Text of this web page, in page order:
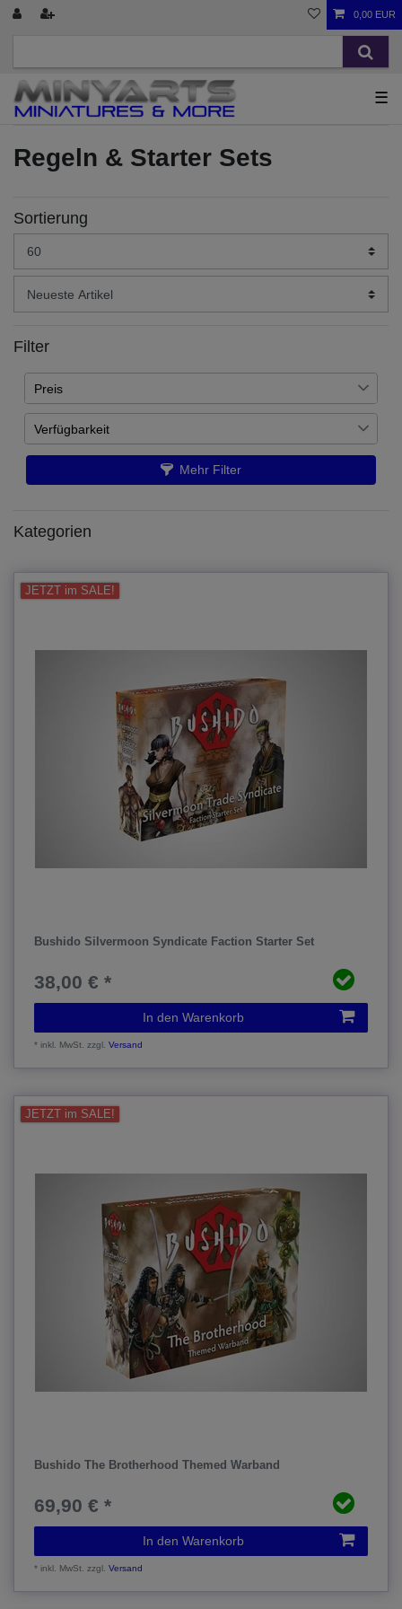
0,00 EUR
☰
Regeln & Starter Sets
Sortierung
Filter
Preis
€ ― €
Übernehmen
Verfügbarkeit
Auf Lager 3
Mehr Filter
Kategorien
JETZT im SALE!
Bushido Silvermoon Syndicate Faction Starter Set
38,00 € *
In den Warenkorb
*inkl. MwSt. zzgl.Versand
JETZT im SALE!
Bushido The Brotherhood Themed Warband
69,90 € *
In den Warenkorb
*inkl. MwSt. zzgl.Versand